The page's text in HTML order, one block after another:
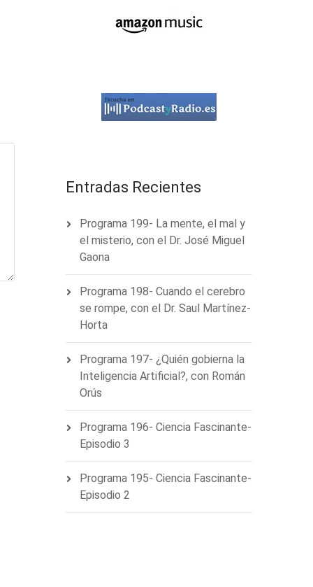
Entradas Recientes
Programa 199- La mente, el mal y
el misterio, con el Dr. José Miguel
Gaona
Programa 198- Cuando el cerebro
se rompe, con el Dr. Saul Martínez-
Horta
Programa 197- ¿Quién gobierna la
Inteligencia Artificial?, con Román
Orús
Programa 196- Ciencia Fascinante-
Episodio 3
Programa 195- Ciencia Fascinante-
Episodio 2